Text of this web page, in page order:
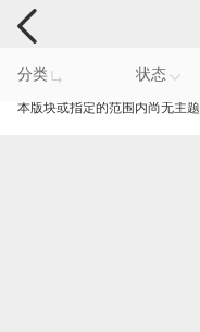
手机反馈
分类 状态
本版块或指定的范围内尚无主题